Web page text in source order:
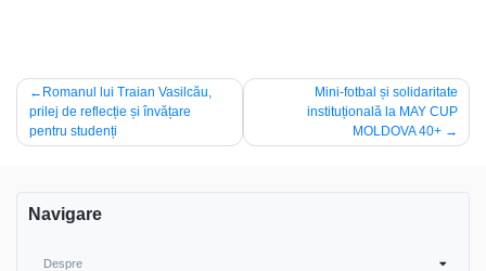
Navigare
în
articole
Romanul lui Traian Vasilcău,
prilej de reflecție și învățare
pentru studenți
Mini-fotbal și solidaritate
instituțională la MAY CUP
MOLDOVA 40+
Navigare
Despre